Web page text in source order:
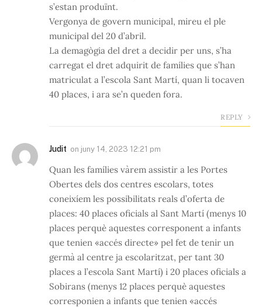
s’estan produïnt.
Vergonya de govern municipal, mireu el ple
municipal del 20 d’abril.
La demagògia del dret a decidir per uns, s’ha
carregat el dret adquirit de famílies que s’han
matriculat a l’escola Sant Martí, quan li tocaven
40 places, i ara se’n queden fora.
REPLY
Judit on juny 14, 2023 12:21 pm
Quan les famílies vàrem assistir a les Portes
Obertes dels dos centres escolars, totes
coneixíem les possibilitats reals d’oferta de
places: 40 places oficials al Sant Martí (menys 10
places perquè aquestes corresponent a infants
que tenien «accés directe» pel fet de tenir un
germà al centre ja escolaritzat, per tant 30
places a l’escola Sant Martí) i 20 places oficials a
Sobirans (menys 12 places perquè aquestes
corresponien a infants que tenien «accés